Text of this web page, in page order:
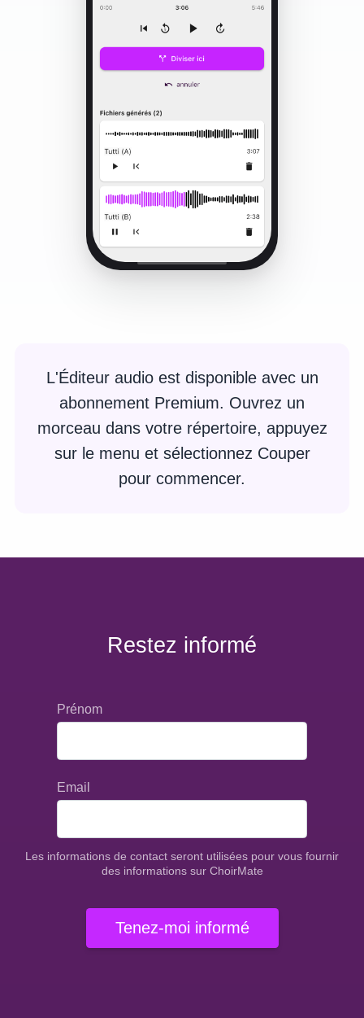
L'Éditeur audio est disponible avec un
abonnement Premium. Ouvrez un
morceau dans votre répertoire, appuyez
sur le menu et sélectionnez Couper
pour commencer.
Restez informé
Prénom
Email
Les informations de contact seront utilisées pour vous fournir
des informations sur ChoirMate
Tenez-moi informé